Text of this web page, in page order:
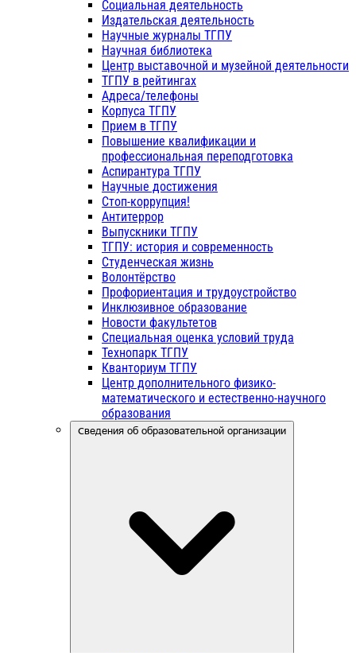
Социальная деятельность
Издательская деятельность
Научные журналы ТГПУ
Научная библиотека
Центр выставочной и музейной деятельности
ТГПУ в рейтингах
Адреса/телефоны
Корпуса ТГПУ
Прием в ТГПУ
Повышение квалификации и
профессиональная переподготовка
Аспирантура ТГПУ
Научные достижения
Стоп-коррупция!
Антитеррор
Выпускники ТГПУ
ТГПУ: история и современность
Студенческая жизнь
Волонтёрство
Профориентация и трудоустройство
Инклюзивное образование
Новости факультетов
Специальная оценка условий труда
Технопарк ТГПУ
Кванториум ТГПУ
Центр дополнительного физико-
математического и естественно-научного
образования
Сведения об образовательной организации